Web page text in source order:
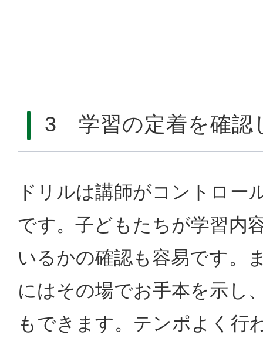
3 学習の定着を確認
ドリルは講師がコントロー
です。子どもたちが学習内
いるかの確認も容易です。
にはその場でお手本を示し
もできます。テンポよく行